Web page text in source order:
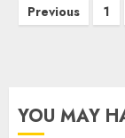
Posts
Previous 1
YOU MAY